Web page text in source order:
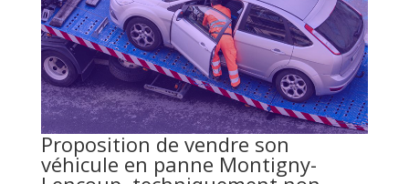
Proposition de vendre son
véhicule en panne Montigny-